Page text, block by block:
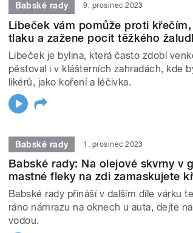
Babské rady 9. prosinec 2023
Libeček vám pomůže proti
tlaku a zažene pocit těžkého
Libeček je bylina, která často zdobí
pěstoval i v klášterních zahradách, kde
likérů, jako koření a léčivka.
Babské rady 1. prosinec 2023
Babské rady: Na olejové skvrny v
mastné fleky na zdi zamaskujete
Babské rady přináší v dalším díle várku
ráno námrazu na oknech u auta, dejte
vodou.